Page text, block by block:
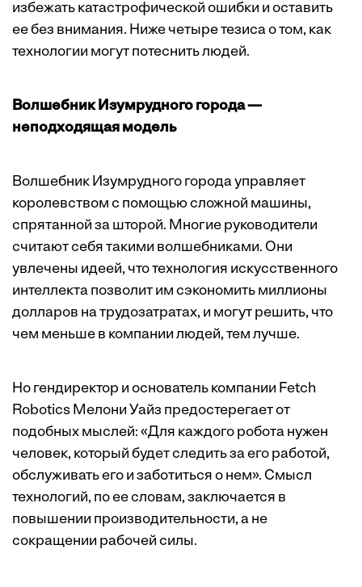
избежать катастрофической ошибки и оставить
ее без внимания. Ниже четыре тезиса о том, как
технологии могут потеснить людей.
Волшебник Изумрудного города —
неподходящая модель
Волшебник Изумрудного города управляет
королевством с помощью сложной машины,
спрятанной за шторой. Многие руководители
считают себя такими волшебниками. Они
увлечены идеей, что технология искусственного
интеллекта позволит им сэкономить миллионы
долларов на трудозатратах, и могут решить, что
чем меньше в компании людей, тем лучше.
Но гендиректор и основатель компании Fetch
Robotics Мелони Уайз предостерегает от
подобных мыслей: «Для каждого робота нужен
человек, который будет следить за его работой,
обслуживать его и заботиться о нем». Смысл
технологий, по ее словам, заключается в
повышении производительности, а не
сокращении рабочей силы.